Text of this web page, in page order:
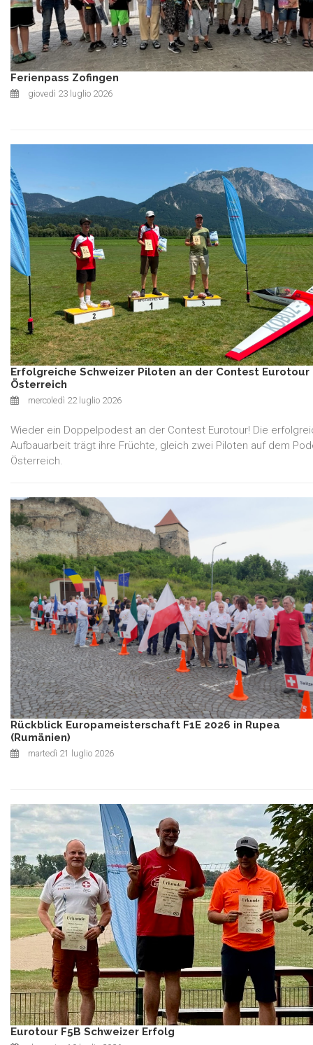
Ferienpass Zofingen
giovedì 23 luglio 2026
Erfolgreiche Schweizer Piloten an der Contest Eurotour
Österreich
mercoledì 22 luglio 2026
Wieder ein Doppelpodest an der Contest Eurotour! Die
Aufbauarbeit trägt ihre Früchte, gleich zwei Piloten auf dem
Österreich.
Rückblick Europameisterschaft F1E 2026 in Rupea
(Rumänien)
martedì 21 luglio 2026
Eurotour F5B Schweizer Erfolg